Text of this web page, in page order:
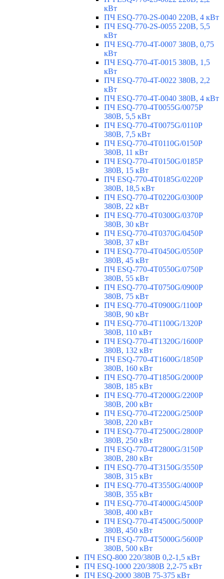
кВт
ПЧ ESQ-770-2S-0040 220В, 4 кВт
ПЧ ESQ-770-2S-0055 220В, 5,5
кВт
ПЧ ESQ-770-4T-0007 380В, 0,75
кВт
ПЧ ESQ-770-4T-0015 380В, 1,5
кВт
ПЧ ESQ-770-4T-0022 380В, 2,2
кВт
ПЧ ESQ-770-4T-0040 380В, 4 кВт
ПЧ ESQ-770-4T0055G/0075P
380В, 5,5 кВт
ПЧ ESQ-770-4T0075G/0110P
380В, 7,5 кВт
ПЧ ESQ-770-4T0110G/0150P
380В, 11 кВт
ПЧ ESQ-770-4T0150G/0185P
380В, 15 кВт
ПЧ ESQ-770-4T0185G/0220P
380В, 18,5 кВт
ПЧ ESQ-770-4T0220G/0300P
380В, 22 кВт
ПЧ ESQ-770-4T0300G/0370P
380В, 30 кВт
ПЧ ESQ-770-4T0370G/0450P
380В, 37 кВт
ПЧ ESQ-770-4T0450G/0550P
380В, 45 кВт
ПЧ ESQ-770-4T0550G/0750P
380В, 55 кВт
ПЧ ESQ-770-4T0750G/0900P
380В, 75 кВт
ПЧ ESQ-770-4T0900G/1100P
380В, 90 кВт
ПЧ ESQ-770-4T1100G/1320P
380В, 110 кВт
ПЧ ESQ-770-4T1320G/1600P
380В, 132 кВт
ПЧ ESQ-770-4T1600G/1850P
380В, 160 кВт
ПЧ ESQ-770-4T1850G/2000P
380В, 185 кВт
ПЧ ESQ-770-4T2000G/2200P
380В, 200 кВт
ПЧ ESQ-770-4T2200G/2500P
380В, 220 кВт
ПЧ ESQ-770-4T2500G/2800P
380В, 250 кВт
ПЧ ESQ-770-4T2800G/3150P
380В, 280 кВт
ПЧ ESQ-770-4T3150G/3550P
380В, 315 кВт
ПЧ ESQ-770-4T3550G/4000P
380В, 355 кВт
ПЧ ESQ-770-4T4000G/4500P
380В, 400 кВт
ПЧ ESQ-770-4T4500G/5000P
380В, 450 кВт
ПЧ ESQ-770-4T5000G/5600P
380В, 500 кВт
ПЧ ESQ-800 220/380В 0,2-1,5 кВт
ПЧ ESQ-1000 220/380В 2,2-75 кВт
ПЧ ESQ-2000 380В 75-375 кВт